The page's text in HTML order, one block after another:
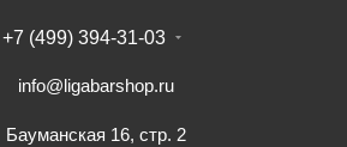
+7 (499) 394-31-03
info@ligabarshop.ru
Бауманская 16, стр. 2